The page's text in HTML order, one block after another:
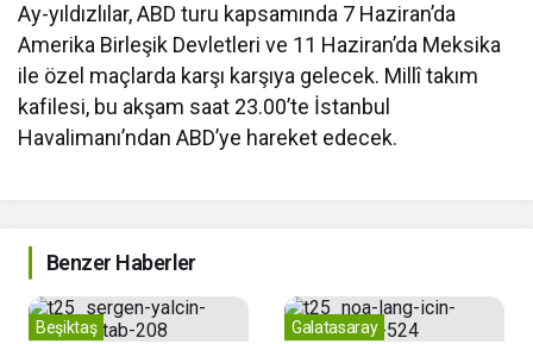
Ay-yıldızlılar, ABD turu kapsamında 7 Haziran’da
Amerika Birleşik Devletleri ve 11 Haziran’da Meksika
ile özel maçlarda karşı karşıya gelecek. Millî takım
kafilesi, bu akşam saat 23.00’te İstanbul
Havalimanı’ndan ABD’ye hareket edecek.
Benzer Haberler
Beşiktaş Galatasaray